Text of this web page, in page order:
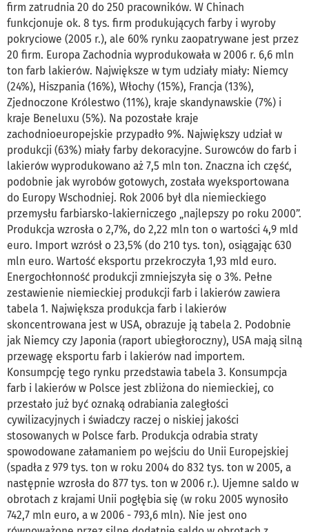
firm zatrudnia 20 do 250 pracowników. W Chinach
funkcjonuje ok. 8 tys. firm produkujących farby i wyroby
pokryciowe (2005 r.), ale 60% rynku zaopatrywane jest przez
20 firm. Europa Zachodnia wyprodukowała w 2006 r. 6,6 mln
ton farb lakierów. Największe w tym udziały miały: Niemcy
(24%), Hiszpania (16%), Włochy (15%), Francja (13%),
Zjednoczone Królestwo (11%), kraje skandynawskie (7%) i
kraje Beneluxu (5%). Na pozostałe kraje
zachodnioeuropejskie przypadło 9%. Największy udział w
produkcji (63%) miały farby dekoracyjne. Surowców do farb i
lakierów wyprodukowano aż 7,5 mln ton. Znaczna ich część,
podobnie jak wyrobów gotowych, została wyeksportowana
do Europy Wschodniej. Rok 2006 był dla niemieckiego
przemysłu farbiarsko-lakierniczego „najlepszy po roku 2000”.
Produkcja wzrosła o 2,7%, do 2,22 mln ton o wartości 4,9 mld
euro. Import wzrósł o 23,5% (do 210 tys. ton), osiągając 630
mln euro. Wartość eksportu przekroczyła 1,93 mld euro.
Energochłonność produkcji zmniejszyła się o 3%. Pełne
zestawienie niemieckiej produkcji farb i lakierów zawiera
tabela 1. Największa produkcja farb i lakierów
skoncentrowana jest w USA, obrazuje ją tabela 2. Podobnie
jak Niemcy czy Japonia (raport ubiegłoroczny), USA mają silną
przewagę eksportu farb i lakierów nad importem.
Konsumpcję tego rynku przedstawia tabela 3. Konsumpcja
farb i lakierów w Polsce jest zbliżona do niemieckiej, co
przestało już być oznaką odrabiania zaległości
cywilizacyjnych i świadczy raczej o niskiej jakości
stosowanych w Polsce farb. Produkcja odrabia straty
spowodowane załamaniem po wejściu do Unii Europejskiej
(spadła z 979 tys. ton w roku 2004 do 832 tys. ton w 2005, a
następnie wzrosła do 877 tys. ton w 2006 r.). Ujemne saldo w
obrotach z krajami Unii pogłębia się (w roku 2005 wynosiło
742,7 mln euro, a w 2006 - 793,6 mln). Nie jest ono